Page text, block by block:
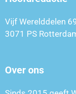
Vijf Werelddelen
3071 PS
Over ons